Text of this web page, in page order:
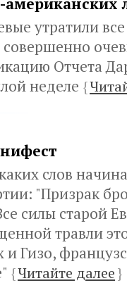
утратили
Отчета
неделе {
слов
"Призрак
силы старой
травли
и Гизо,
{Читайте далее}